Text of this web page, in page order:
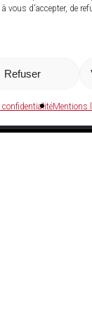
vous d'accepter, de
Refuser
confidentialitéMentions